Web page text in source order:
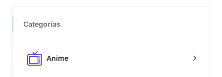
Categorías
Anime